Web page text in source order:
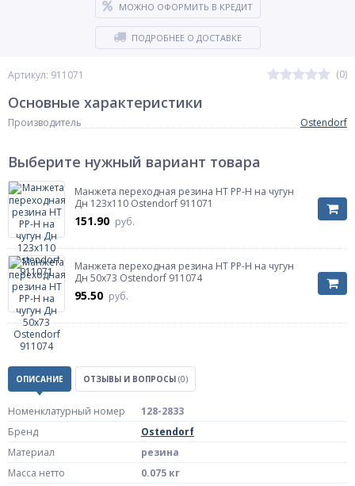
Артикул: 911071 (0)
МОЖНО ОФОРМИТЬ В КРЕДИТ
ПОДРОБНЕЕ О ДОСТАВКЕ
Основные характеристики
Производитель Ostendorf
Выберите нужный вариант товара
Манжета переходная резина HT PP-H на чугун
Дн 123х110 Ostendorf 911071
151.90 руб.
Манжета переходная резина HT PP-H на чугун
Дн 50х73 Ostendorf 911074
95.50 руб.
ОПИСАНИЕ ОТЗЫВЫ И ВОПРОСЫ (0)
Номенклатурный номер
128-2833
Бренд
Ostendorf
Материал
резина
Масса нетто
0.075 кг